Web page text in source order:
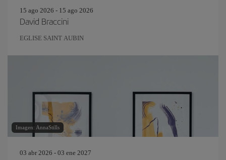
15 ago 2026 - 15 ago 2026
David Braccini
EGLISE SAINT AUBIN
Imagen: AnnaStills
03 abr 2026 - 03 ene 2027